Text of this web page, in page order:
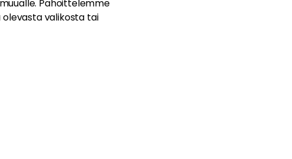
Pahoittelemme
valikosta tai